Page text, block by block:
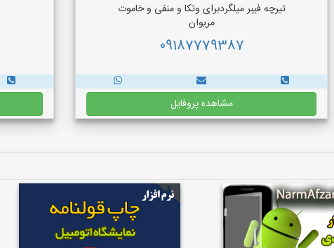
تیرچه فیبر میلگردبرای وتکا و منفی و خاموت
مریوان
09187779387
مشاهده پروفایل